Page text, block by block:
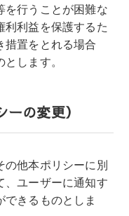
を行うことが困難な
利利益を保護するた
措置をとれる場合
します。
の変更）
の他本ポリシーに別
、ユーザーに通知す
できるものとしま